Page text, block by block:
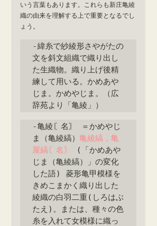
いう言葉もあります。これらも新庄亀綾
織の由来を理解する上で重要となるでし
ょう。
‐緯糸で紗綾形さやがたの
文を斜文組織で織り出し
た生織物。織り上げ後精
練して用いる。かめあや
じま。かめやじま。（広
辞苑より「亀綾」）
‐亀綾〘名〙 ＝かめやじ
ま（亀綾縞） 亀綾縞，亀
屋縞〘名〙
(「かめあや
じま（亀綾縞）」の変化
した語) 菱形亀甲模様を
きめこまかく織り出した
綾織の白羽二重(しろはぶ
たえ)。または、種々の色
糸を入れて女模様に織っ